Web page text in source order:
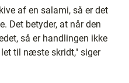
af en salami, så er det
Det betyder, at når den
så er handlingen ikke
til næste skridt," siger